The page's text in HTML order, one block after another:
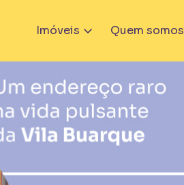
Imóveis Quem somos